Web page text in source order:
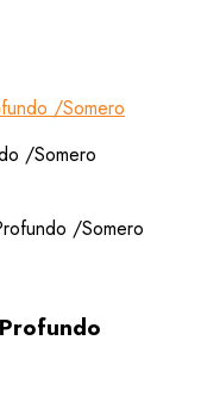
/Somero